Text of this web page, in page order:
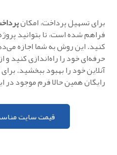
برای تسهیل پرداخت، امکان
فراهم شده است، تا بتوانید
کنید. این روش به شما اجازه
حرفه‌ای خود را راه‌اندازی کنید
آنلاین خود را بهبود ببخشید.
رایگان همین حالا فرم موجود در
قیمت سایت